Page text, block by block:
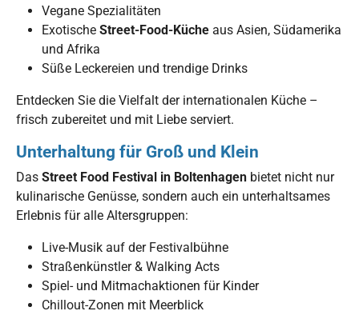
Vegane Spezialitäten
Exotische Street-Food-Küche aus Asien, Südamerika
und Afrika
Süße Leckereien und trendige Drinks
Entdecken Sie die Vielfalt der internationalen Küche –
frisch zubereitet und mit Liebe serviert.
Unterhaltung für Groß und Klein
Das Street Food Festival in Boltenhagen bietet nicht nur
kulinarische Genüsse, sondern auch ein unterhaltsames
Erlebnis für alle Altersgruppen:
Live-Musik auf der Festivalbühne
Straßenkünstler & Walking Acts
Spiel- und Mitmachaktionen für Kinder
Chillout-Zonen mit Meerblick